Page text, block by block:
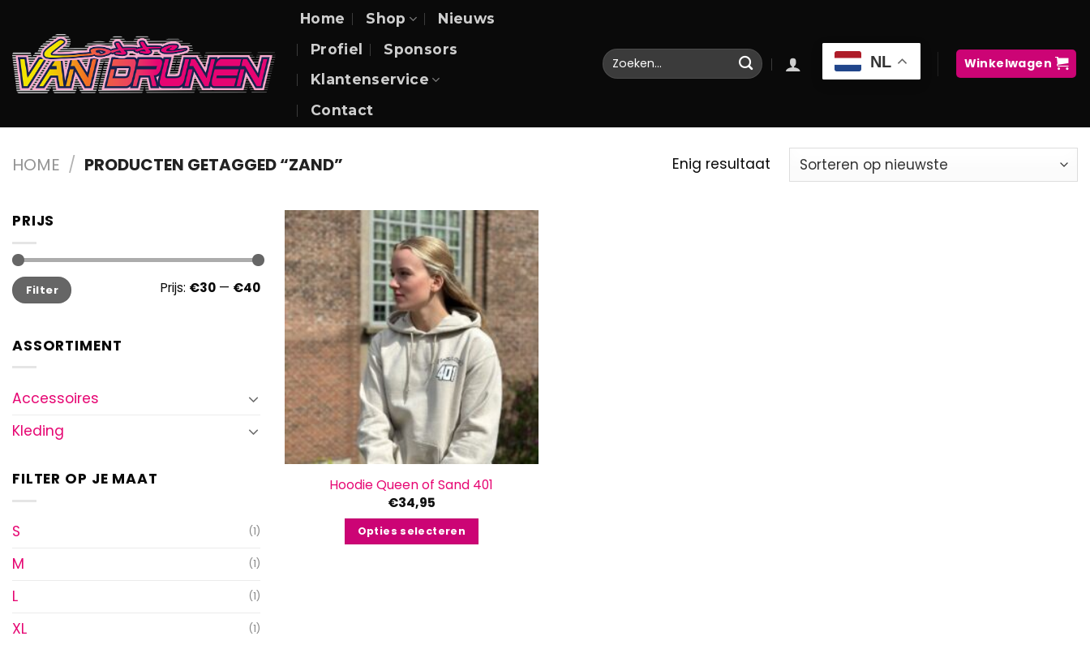
content
Home Shop
Nieuws
Profiel
Sponsors
Klantenservice
Contact
Zoeken
naar:
NL Winkelwagen
HOME / PRODUCTEN GETAGGED “ZAND” Enig resultaat
PRIJS
Min.
prijs
Max.
prijsFilter Prijs: €30 — €40
ASSORTIMENT
Accessoires
Kleding
FILTER OP JE MAAT
S (1)
M (1)
L (1)
XL (1)
Hoodie Queen of Sand 401
€34,95
Opties selecteren